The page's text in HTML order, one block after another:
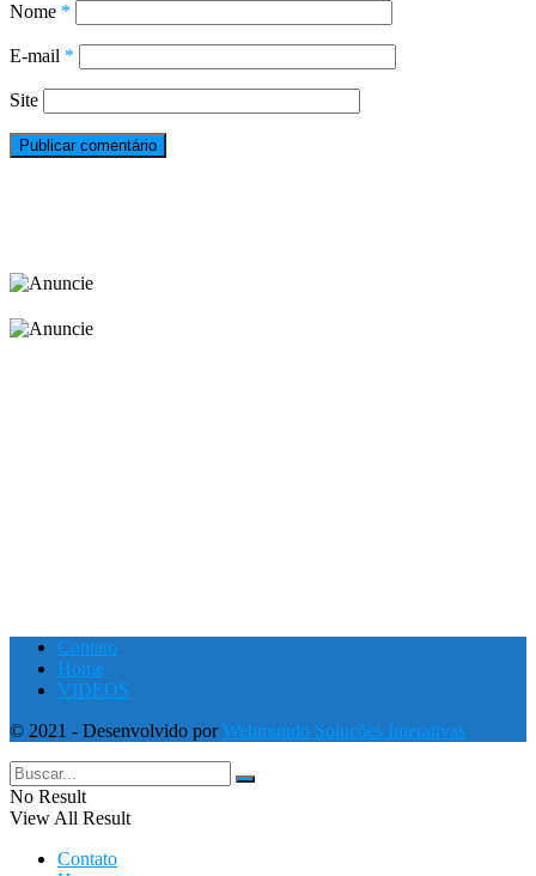
Nome *
E-mail *
Site
Contato
Home
VIDEOS
© 2021 - Desenvolvido porWebmundo Soluções Interativas
No Result
View All Result
Contato